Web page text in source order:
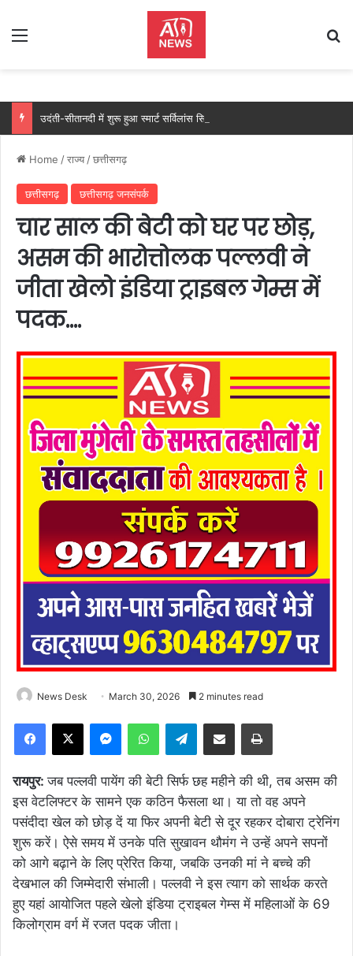
Menu
Home /राज्य /छत्तीसगढ़
छत्तीसगढ़ छत्तीसगढ़ जनसंपर्क
चार साल की बेटी को घर पर छोड़,
असम की भारोत्तोलक पल्लवी ने
जीता खेलो इंडिया ट्राइबल गेम्स में
पदक….
News Desk March 30, 2026 2 minutes read
Facebook
X MessengerWhatsAppTelegramShare via Email Print
रायपुर:जब पल्लवी पायेंग की बेटी सिर्फ छह महीने की थी, तब असम की
इस वेटलिफ्टर के सामने एक कठिन फैसला था। या तो वह अपने
पसंदीदा खेल को छोड़ दें या फिर अपनी बेटी से दूर रहकर दोबारा ट्रेनिंग
शुरू करें। ऐसे समय में उनके पति सुखावन थौमंग ने उन्हें अपने सपनों
को आगे बढ़ाने के लिए प्रेरित किया, जबकि उनकी मां ने बच्चे की
देखभाल की जिम्मेदारी संभाली। पल्लवी ने इस त्याग को सार्थक करते
हुए यहां आयोजित पहले खेलो इंडिया ट्राइबल गेम्स में महिलाओं के 69
किलोग्राम वर्ग में रजत पदक जीता।